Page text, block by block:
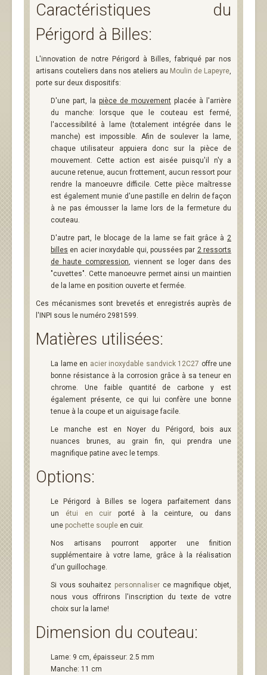
Caractéristiques du
Périgord à Billes:
L'innovation de notre Périgord à Billes, fabriqué par nos
artisans couteliers dans nos ateliers au Moulin de Lapeyre,
porte sur deux dispositifs:
D'une part, la pièce de mouvement placée à l'arrière
du manche: lorsque que le couteau est fermé,
l'accessibilité à lame (totalement intégrée dans le
manche) est impossible. Afin de soulever la lame,
chaque utilisateur appuiera donc sur la pièce de
mouvement. Cette action est aisée puisqu'il n'y a
aucune retenue, aucun frottement, aucun ressort pour
rendre la manoeuvre difficile. Cette pièce maîtresse
est également munie d'une pastille en delrin de façon
à ne pas émousser la lame lors de la fermeture du
couteau.
D'autre part, le blocage de la lame se fait grâce à 2
billes en acier inoxydable qui, poussées par 2 ressorts
de haute compression, viennent se loger dans des
"cuvettes". Cette manoeuvre permet ainsi un maintien
de la lame en position ouverte et fermée.
Ces mécanismes sont brevetés et enregistrés auprès de
l'INPI sous le numéro 2981599.
Matières utilisées:
La lame en acier inoxydable sandvick 12C27 offre une
bonne résistance à la corrosion grâce à sa teneur en
chrome. Une faible quantité de carbone y est
également présente, ce qui lui confère une bonne
tenue à la coupe et un aiguisage facile.
Le manche est en Noyer du Périgord, bois aux
nuances brunes, au grain fin, qui prendra une
magnifique patine avec le temps.
Options:
Le Périgord à Billes se logera parfaitement dans
un étui en cuir porté à la ceinture, ou dans
une pochette souple en cuir.
Nos artisans pourront apporter une finition
supplémentaire à votre lame, grâce à la réalisation
d'un guillochage.
Si vous souhaitez personnaliser ce magnifique objet,
nous vous offrirons l'inscription du texte de votre
choix sur la lame!
Dimension du couteau:
Lame: 9 cm, épaisseur: 2.5 mm
Manche: 11 cm